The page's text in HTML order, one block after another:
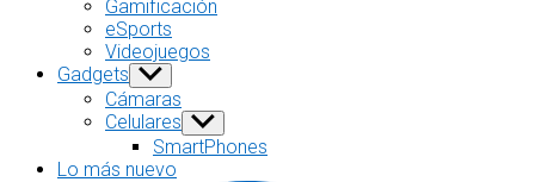
menu
Gamificación
eSports
Videojuegos
Gadgets Show
sub
menu
Cámaras
Celulares Show
sub
menu
SmartPhones
Lo más nuevo